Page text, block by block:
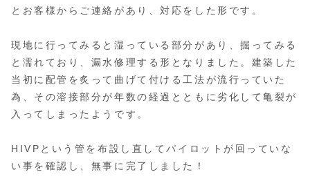
とお客様からご連絡があり、対応をした形です。
現地に行ってみると湿っている部分があり、掘ってみる
と濡れており、漏水修理する形となりました。建築した
当初に配管を炙って曲げて付ける工法が流行っていた
為、その溶接部分が年数の経過とともに劣化して亀裂が
入ってしまったようです。
HIVPという管を布設し直してパイロットが回っていな
い事を確認し、無事に完了しました！